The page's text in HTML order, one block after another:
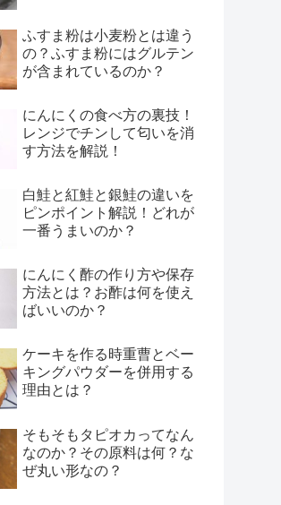
ふすま粉は小麦粉とは違う
の？ふすま粉にはグルテン
が含まれているのか？
にんにくの食べ方の裏技！
レンジでチンして匂いを消
す方法を解説！
白鮭と紅鮭と銀鮭の違いを
ピンポイント解説！どれが
一番うまいのか？
にんにく酢の作り方や保存
方法とは？お酢は何を使え
ばいいのか？
ケーキを作る時重曹とベー
キングパウダーを併用する
理由とは？
そもそもタピオカってなん
なのか？その原料は何？な
ぜ丸い形なの？